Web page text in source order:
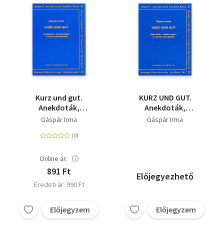
Kurz und gut.
Anekdoták,
érdekességek a német
Gáspár Irma
Online ár:
891 Ft
Eredeti ár: 990 Ft
Előjegyzem
KURZ UND GUT.
Anekdoták,
érdekességek a német
Gáspár Irma
Előjegyezhető
Előjegyzem